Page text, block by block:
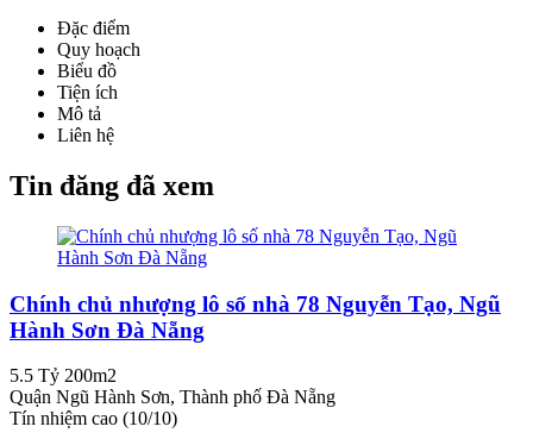
Đặc điểm
Quy hoạch
Biểu đồ
Tiện ích
Mô tả
Liên hệ
Tin đăng đã xem
Chính chủ nhượng lô số nhà 78 Nguyễn Tạo, Ngũ
Hành Sơn Đà Nẵng
5.5 Tỷ 200m2
Quận Ngũ Hành Sơn, Thành phố Đà Nẵng
Tín nhiệm cao (10/10)